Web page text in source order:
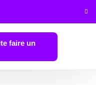
faire un